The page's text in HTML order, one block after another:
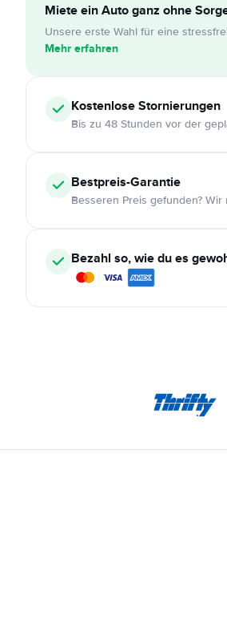
Miete ein Auto ganz ohne
Unsere erste Wahl für eine
Mehr erfahren
KostenloseStornierungen
Bis zu 48 Stunden vor der
Bestpreis-Garantie
Besseren Preis gefunden?
Bezahl so, wie du es